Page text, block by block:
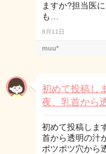
ますか?担当医
も…
8月11日
muu*
初めて投稿し
夜、乳首から
初めて投稿しま
首から透明の汁
ポツポツ穴から